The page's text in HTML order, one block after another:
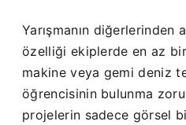
Yarışmanın diğerlerinden
özelliği ekiplerde en az
makine veya gemi deniz
öğrencisinin bulunma
projelerin sadece görsel